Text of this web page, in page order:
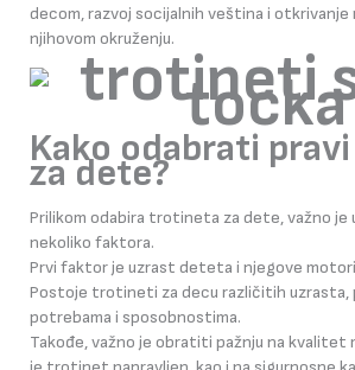
decom, razvoj socijalnih veština i otkrivanje
njihovom okruženju.
Kako odabrati
za dete?
Prilikom odabira trotineta za dete, važno je
nekoliko faktora.
Prvi faktor je uzrast deteta i njegove
Postoje trotineti za decu različitih uzrasta,
potrebama i sposobnostima.
Takođe, važno je obratiti pažnju na kvalitet